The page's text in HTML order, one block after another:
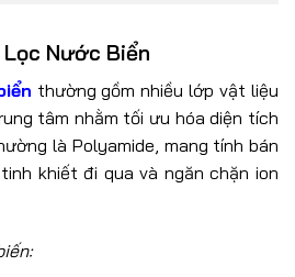
Lọc Nước Biển
thường gồm nhiều lớp vật liệu
tâm nhằm tối ưu hóa diện tích
là Polyamide, mang tính bán
khiết đi qua và ngăn chặn ion